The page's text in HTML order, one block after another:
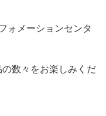
ォメーションセンタ
数々をお楽しみくだ